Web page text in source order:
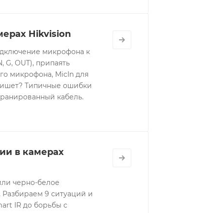
Hikvision
микрофона к
G, OUT), припаять
микрофона, MicIn для
Типичные ошибки
кабель.
в камерах
черно-белое
9 ситуаций и
IR до борьбы с